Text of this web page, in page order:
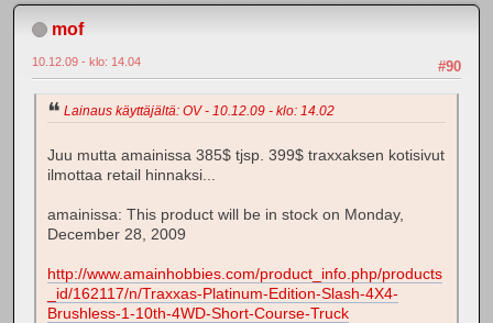
mof
#90
10.12.09 - klo: 14.04
Lainaus käyttäjältä: OV - 10.12.09 - klo: 14.02
Juu mutta amainissa 385$ tjsp. 399$ traxxaksen kotisivut
ilmottaa retail hinnaksi...
amainissa: This product will be in stock on Monday,
December 28, 2009
http://www.amainhobbies.com/product_info.php/products
_id/162117/n/Traxxas-Platinum-Edition-Slash-4X4-
Brushless-1-10th-4WD-Short-Course-Truck